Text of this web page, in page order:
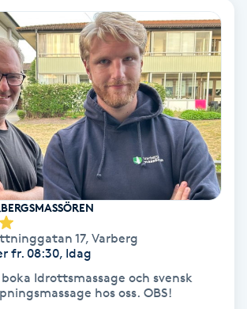
17, Varberg
fr. 08:30, Idag
Idrottsmassage och svensk
klassik Avslappningsmassage hos oss. OBS!